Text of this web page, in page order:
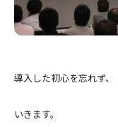
導入した初心を忘れず
いきます。